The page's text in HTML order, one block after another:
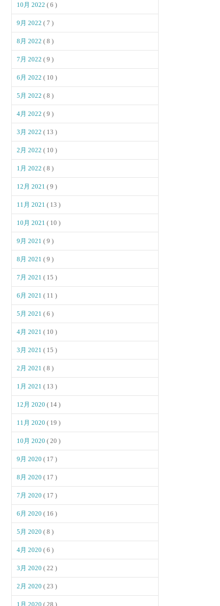
10月 2022( 6 )
9月 2022( 7 )
8月 2022( 8 )
7月 2022( 9 )
6月 2022( 10 )
5月 2022( 8 )
4月 2022( 9 )
3月 2022( 13 )
2月 2022( 10 )
1月 2022( 8 )
12月 2021( 9 )
11月 2021( 13 )
10月 2021( 10 )
9月 2021( 9 )
8月 2021( 9 )
7月 2021( 15 )
6月 2021( 11 )
5月 2021( 6 )
4月 2021( 10 )
3月 2021( 15 )
2月 2021( 8 )
1月 2021( 13 )
12月 2020( 14 )
11月 2020( 19 )
10月 2020( 20 )
9月 2020( 17 )
8月 2020( 17 )
7月 2020( 17 )
6月 2020( 16 )
5月 2020( 8 )
4月 2020( 6 )
3月 2020( 22 )
2月 2020( 23 )
1月 2020( 28 )